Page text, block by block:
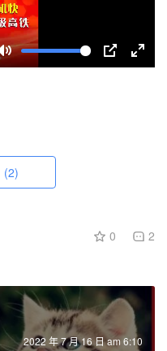
M
P
E
l
c
(2)
0 2
2022 年 7 月 16 日 am 6:10